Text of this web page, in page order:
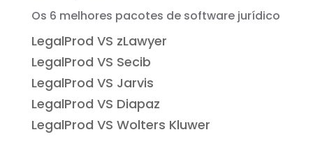
Os 6 melhores pacotes de software jurídico
LegalProd VS zLawyer
LegalProd VS Secib
LegalProd VS Jarvis
LegalProd VS Diapaz
LegalProd VS Wolters Kluwer